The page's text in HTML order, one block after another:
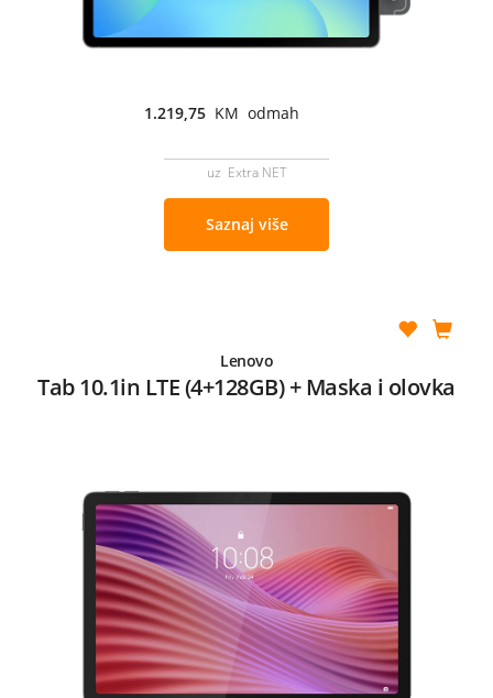
1.219,75 KM odmah
uz Extra NET
Saznaj više
Lenovo
Tab 10.1in LTE (4+128GB) + Maska i olovka